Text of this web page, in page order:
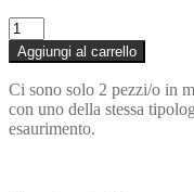
Armaf,
Effects
Of
Uniq
100ml
quantità
Aggiungi al carrello
Ci sono solo 2 pezzi/o in
con uno della stessa
esaurimento.